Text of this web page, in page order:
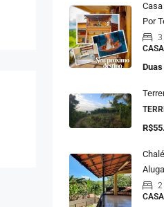
Por
3
2
CASA